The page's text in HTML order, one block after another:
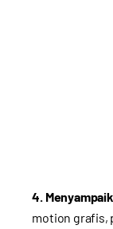
4.
motion grafis,